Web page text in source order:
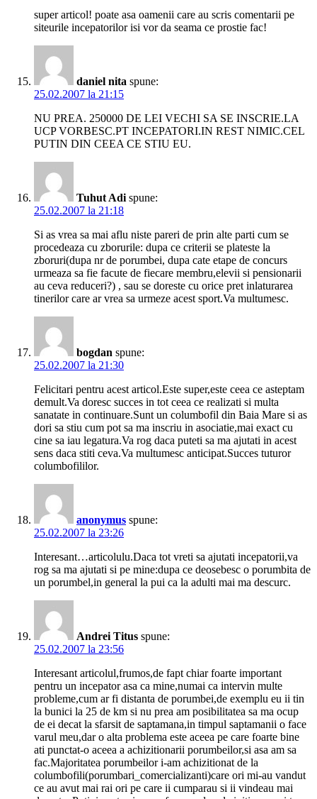
super articol! poate asa oamenii care au scris comentarii pe
siteurile incepatorilor isi vor da seama ce prostie fac!
daniel nita spune:
25.02.2007 la 21:15
NU PREA. 250000 DE LEI VECHI SA SE INSCRIE.LA
UCP VORBESC.PT INCEPATORI.IN REST NIMIC.CEL
PUTIN DIN CEEA CE STIU EU.
Tuhut Adi spune:
25.02.2007 la 21:18
Si as vrea sa mai aflu niste pareri de prin alte parti cum se
procedeaza cu zborurile: dupa ce criterii se plateste la
zboruri(dupa nr de porumbei, dupa cate etape de concurs
urmeaza sa fie facute de fiecare membru,elevii si pensionarii
au ceva reduceri?) , sau se doreste cu orice pret inlaturarea
tinerilor care ar vrea sa urmeze acest sport.Va multumesc.
bogdan spune:
25.02.2007 la 21:30
Felicitari pentru acest articol.Este super,este ceea ce asteptam
demult.Va doresc succes in tot ceea ce realizati si multa
sanatate in continuare.Sunt un columbofil din Baia Mare si as
dori sa stiu cum pot sa ma inscriu in asociatie,mai exact cu
cine sa iau legatura.Va rog daca puteti sa ma ajutati in acest
sens daca stiti ceva.Va multumesc anticipat.Succes tuturor
columbofililor.
anonymus spune:
25.02.2007 la 23:26
Interesant…articolulu.Daca tot vreti sa ajutati incepatorii,va
rog sa ma ajutati si pe mine:dupa ce deosebesc o porumbita de
un porumbel,in general la pui ca la adulti mai ma descurc.
Andrei Titus spune:
25.02.2007 la 23:56
Interesant articolul,frumos,de fapt chiar foarte important
pentru un incepator asa ca mine,numai ca intervin multe
probleme,cum ar fi distanta de porumbei,de exemplu eu ii tin
la bunici la 25 de km si nu prea am posibilitatea sa ma ocup
de ei decat la sfarsit de saptamana,in timpul saptamanii o face
varul meu,dar o alta problema este aceea pe care foarte bine
ati punctat-o aceea a achizitionarii porumbeilor,si asa am sa
fac.Majoritatea porumbeilor i-am achizitionat de la
columbofili(porumbari_comercializanti)care ori mi-au vandut
ce au avut mai rai ori pe care ii cumparau si ii vindeau mai